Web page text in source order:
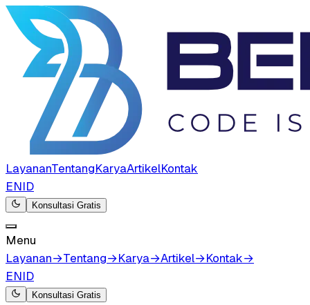
LayananTentangKaryaArtikelKontak
ENID
Konsultasi Gratis
Menu
Layanan→Tentang→Karya→Artikel→Kontak→
ENID
Konsultasi Gratis